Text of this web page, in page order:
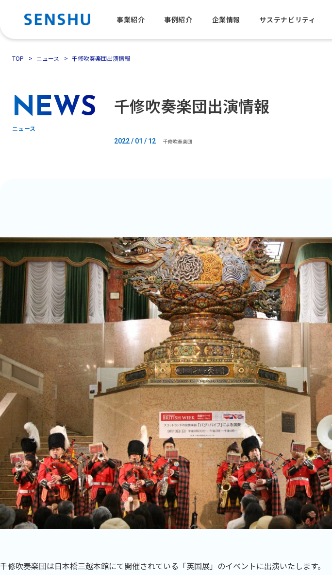
事業紹介 事例紹介 企業情報 サステナビリティ
TOP ニュース 千修吹奏楽団出演情報
NEWS
ニュース
千修吹奏楽団出演情報
2022 / 01 / 12 千修吹奏楽団
千修吹奏楽団は日本橋三越本館にて開催されている「英国展」のイベントに出演いたします。